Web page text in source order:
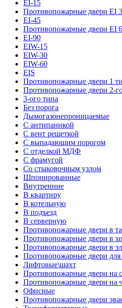
EI-15
Противопожарные двери EI
EI-45
Противопожарные двери EI
EI-90
EIW-15
EIW-30
EIW-60
EIS
Противопожарные двери 1
Противопожарные двери 2-
3-ого типа
Без порога
Дымогазонепроницаемые
С антипаникой
С вент решеткой
С выпадающим порогом
С отделкой МДФ
С фрамугой
Со стыковочным узлом
Шпонированные
Внутренние
В квартиру
В котельную
В подъезд
В серверную
Противопожарные двери в
Противопожарные двери в
Противопожарные двери в
Противопожарные двери для
Лифтовые\шахт
Противопожарные двери на
Противопожарные двери на
Офисные
Противопожарные двери